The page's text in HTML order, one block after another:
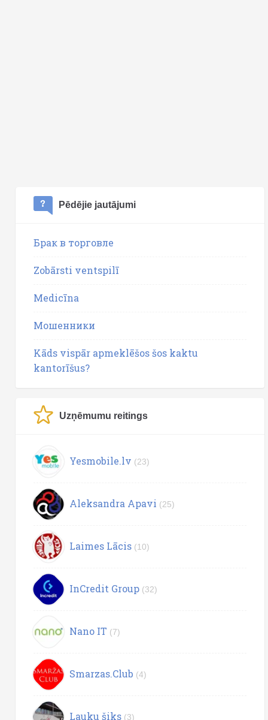
Pēdējie jautājumi
Брак в торговле
Zobārsti ventspilī
Medicīna
Мошенники
Kāds vispār apmeklēšos šos kaktu
kantorīšus?
Uzņēmumu reitings
Yesmobile.lv (23)
Aleksandra Apavi (25)
Laimes Lācis (10)
InCredit Group (32)
Nano IT (7)
Smarzas.Club (4)
Lauku šiks (3)